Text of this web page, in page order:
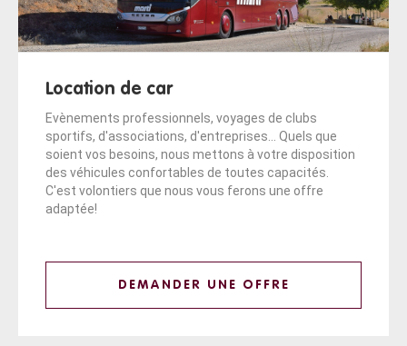
Location de car
Evènements professionnels, voyages de clubs
sportifs, d'associations, d'entreprises... Quels que
soient vos besoins, nous mettons à votre disposition
des véhicules confortables de toutes capacités.
C'est volontiers que nous vous ferons une offre
adaptée!
DEMANDER UNE OFFRE